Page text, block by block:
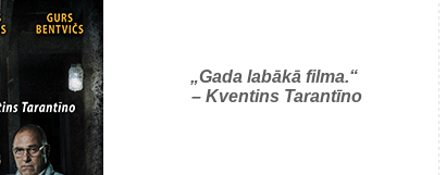
„Gada labākā filma.“
– Kventins Tarantīno